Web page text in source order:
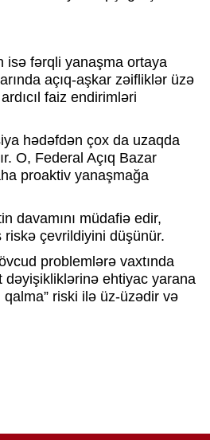
isə fərqli yanaşma ortaya
açıq-aşkar zəifliklər üzə
faiz endirimləri
hədəfdən çox da uzaqda
O, Federal Açıq Bazar
proaktiv yanaşmağa
davamını müdafiə edir,
riskə çevrildiyini düşünür.
problemlərə vaxtında
ehtiyac yarana
riski ilə üz-üzədir və